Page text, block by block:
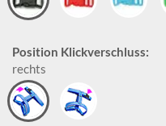
Position Klickverschluss:
rechts